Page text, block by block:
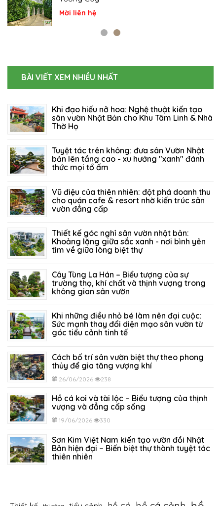
Mời liên hệ
BÀI VIẾT XEM NHIỀU NHẤT
Khi đạo hiếu nở hoa: Nghệ thuật kiến tạo
sân vườn Nhật Bản cho Khu Tâm Linh & Nhà
Thờ Họ
Tuyệt tác trên không: đưa sân Vườn Nhật
bản lên tầng cao - xu hướng "xanh" đánh
thức mọi tổ ấm
Vũ điệu của thiên nhiên: đột phá doanh thu
cho quán cafe & resort nhờ kiến trúc sân
vườn đẳng cấp
Thiết kế góc nghỉ sân vườn nhật bản:
Khoảng lặng giữa sắc xanh - nơi bình yên
tìm về giữa lòng biệt thự
Cây Tùng La Hán – Biểu tượng của sự
trường thọ, khí chất và thịnh vượng trong
không gian sân vườn
Khi những điều nhỏ bé làm nên đại cuộc:
Sức mạnh thay đổi diện mạo sân vườn từ
góc tiểu cảnh tinh tế
Cách bố trí sân vườn biệt thự theo phong
thủy để gia tăng vượng khí
26/06/2026 238
Hồ cá koi và tài lộc – Biểu tượng của thịnh
vượng và đẳng cấp sống
19/06/2026 330
Sơn Kim Việt Nam kiến tạo vườn đồi Nhật
Bản hiện đại – Biến biệt thự thành tuyệt tác
thiên nhiên